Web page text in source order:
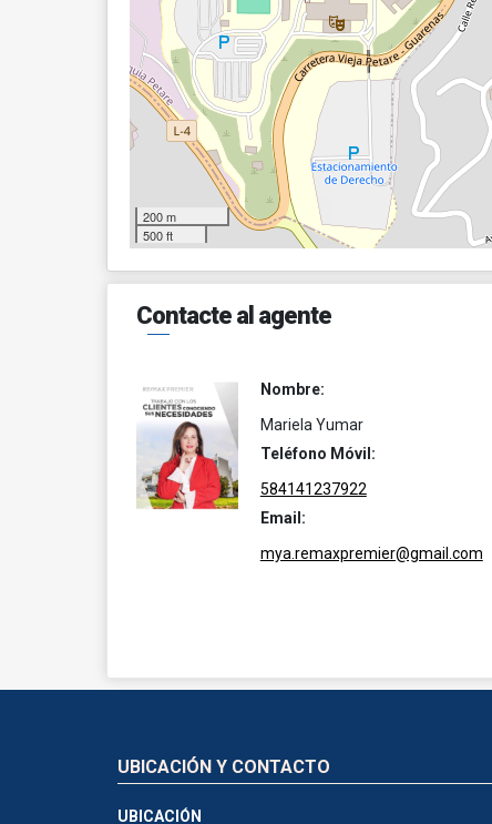
200 m
500 ft
Contacte al agente
Nombre:
Mariela Yumar
Teléfono Móvil:
584141237922
Email:
mya.remaxpremier@gmail.com
UBICACIÓN Y CONTACTO
UBICACIÓN